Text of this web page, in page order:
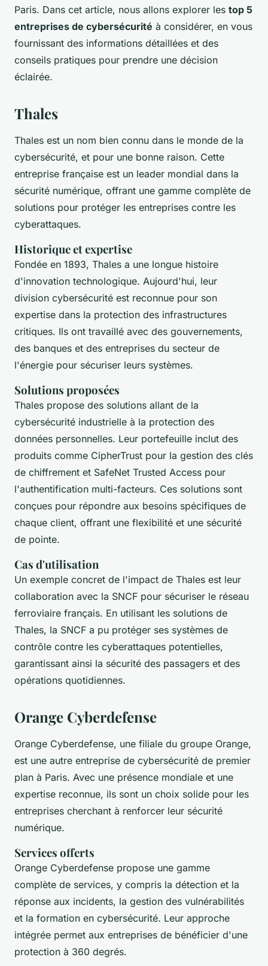
Paris. Dans cet article, nous allons explorer les top 5
entreprises de cybersécurité à considérer, en vous
fournissant des informations détaillées et des
conseils pratiques pour prendre une décision
éclairée.
Thales
Thales est un nom bien connu dans le monde de la
cybersécurité, et pour une bonne raison. Cette
entreprise française est un leader mondial dans la
sécurité numérique, offrant une gamme complète de
solutions pour protéger les entreprises contre les
cyberattaques.
Historique et expertise
Fondée en 1893, Thales a une longue histoire
d'innovation technologique. Aujourd'hui, leur
division cybersécurité est reconnue pour son
expertise dans la protection des infrastructures
critiques. Ils ont travaillé avec des gouvernements,
des banques et des entreprises du secteur de
l'énergie pour sécuriser leurs systèmes.
Solutions proposées
Thales propose des solutions allant de la
cybersécurité industrielle à la protection des
données personnelles. Leur portefeuille inclut des
produits comme CipherTrust pour la gestion des clés
de chiffrement et SafeNet Trusted Access pour
l'authentification multi-facteurs. Ces solutions sont
conçues pour répondre aux besoins spécifiques de
chaque client, offrant une flexibilité et une sécurité
de pointe.
Cas d'utilisation
Un exemple concret de l'impact de Thales est leur
collaboration avec la SNCF pour sécuriser le réseau
ferroviaire français. En utilisant les solutions de
Thales, la SNCF a pu protéger ses systèmes de
contrôle contre les cyberattaques potentielles,
garantissant ainsi la sécurité des passagers et des
opérations quotidiennes.
Orange Cyberdefense
Orange Cyberdefense, une filiale du groupe Orange,
est une autre entreprise de cybersécurité de premier
plan à Paris. Avec une présence mondiale et une
expertise reconnue, ils sont un choix solide pour les
entreprises cherchant à renforcer leur sécurité
numérique.
Services offerts
Orange Cyberdefense propose une gamme
complète de services, y compris la détection et la
réponse aux incidents, la gestion des vulnérabilités
et la formation en cybersécurité. Leur approche
intégrée permet aux entreprises de bénéficier d'une
protection à 360 degrés.